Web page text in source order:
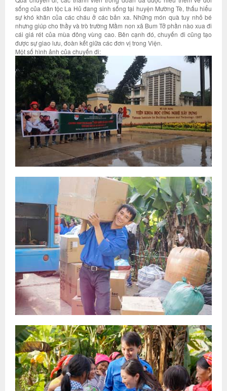
sống của dân tộc La Hủ đang sinh sống tại huyện Mường Tè, thấu hiểu
sự khó khăn của các cháu ở các bản xa. Những món quà tuy nhỏ bé
nhưng giúp cho thầy và trò trường Mầm non xã Bum Tở phần nào xua đi
cái giá rét của mùa đông vùng cao. Bên cạnh đó, chuyến đi cũng tạo
được sự giao lưu, đoàn kết giữa các đơn vị trong Viện.
Một số hình ảnh của chuyến đi: